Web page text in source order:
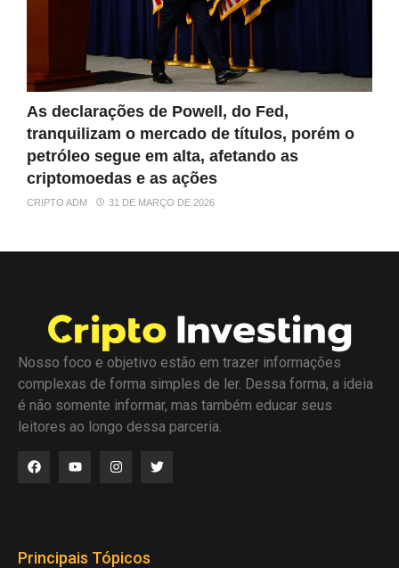
As declarações de Powell, do Fed,
tranquilizam o mercado de títulos, porém o
petróleo segue em alta, afetando as
criptomoedas e as ações
CRIPTO ADM 31 DE MARÇO DE 2026
Nosso foco e objetivo estão em trazer informações
complexas de forma simples de ler. Dessa forma, a ideia
é não somente informar, mas também educar seus
leitores ao longo dessa parceria.
Principais Tópicos